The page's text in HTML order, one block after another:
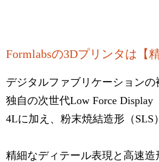
Formlabsの3Dプリンタは【
デジタルファブリケーション
独自の次世代Low Force
4Lに加え、粉末焼結造形（SLS
精細なディテール表現と高速